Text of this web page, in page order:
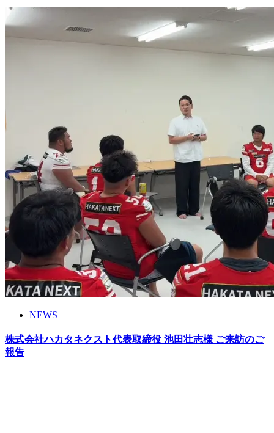
NEWS
株式会社ハカタネクスト代表取締役 池田壮志様 ご来訪のご
報告